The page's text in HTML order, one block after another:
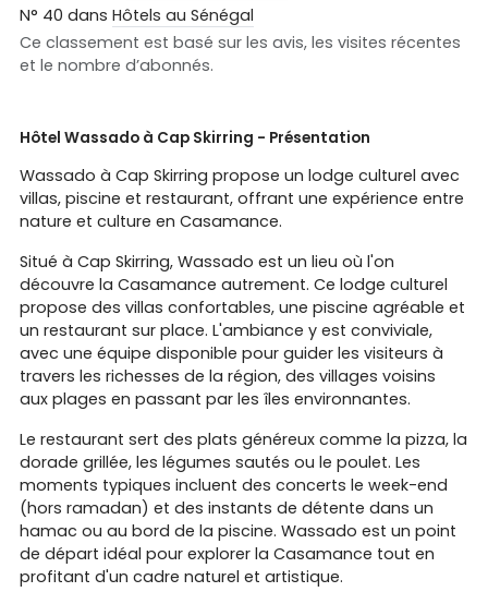
N° 40 dansHôtels au Sénégal
Ce classement est basé sur les avis, les visites récentes
et le nombre d’abonnés.
Hôtel Wassado à Cap Skirring - Présentation
Wassado à Cap Skirring propose un lodge culturel avec
villas, piscine et restaurant, offrant une expérience entre
nature et culture en Casamance.
Situé à Cap Skirring, Wassado est un lieu où l'on
découvre la Casamance autrement. Ce lodge culturel
propose des villas confortables, une piscine agréable et
un restaurant sur place. L'ambiance y est conviviale,
avec une équipe disponible pour guider les visiteurs à
travers les richesses de la région, des villages voisins
aux plages en passant par les îles environnantes.
Le restaurant sert des plats généreux comme la pizza, la
dorade grillée, les légumes sautés ou le poulet. Les
moments typiques incluent des concerts le week-end
(hors ramadan) et des instants de détente dans un
hamac ou au bord de la piscine. Wassado est un point
de départ idéal pour explorer la Casamance tout en
profitant d'un cadre naturel et artistique.